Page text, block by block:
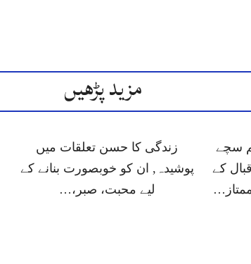
مزید پڑھیں
سچے
کے
زندگی کا حسن تعلقات میں
پوشیدہ, ان کو خوبصورت بنانے کے
لیے محبت، صبر،…